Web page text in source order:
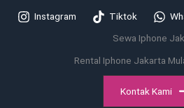
Now!
Instagram Tiktok
Sewa Iphone
Rental Iphone Jakarta
Kontak Kami